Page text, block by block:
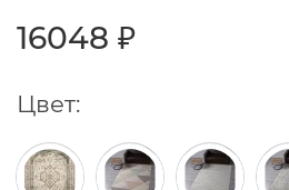
16048 ₽
Цвет: